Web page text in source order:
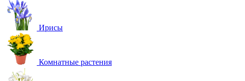
Ирисы
Комнатные растения